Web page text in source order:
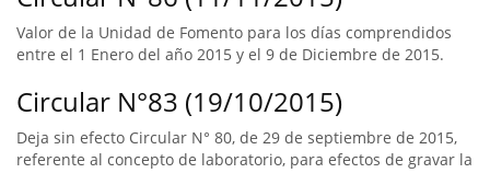
Valor de la Unidad de Fomento para los días comprendidos
entre el 1 Enero del año 2015 y el 9 de Diciembre de 2015.
Circular N°83 (19/10/2015)
Deja sin efecto Circular N° 80, de 29 de septiembre de 2015,
referente al concepto de laboratorio, para efectos de gravar la